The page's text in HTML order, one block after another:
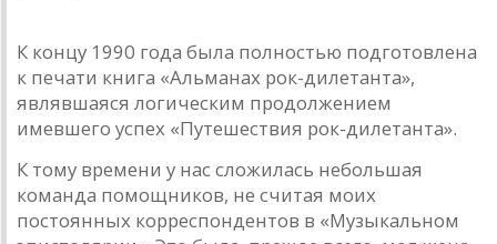
К концу 1990 года была полностью подготовлена
к печа­ти книга «Альманах рок-дилетанта»,
являвшаяся логическим продолжением
имевшего успех «Путешествия рок-дилетанта».
К тому времени у нас сложилась небольшая
команда помощников, не считая моих
постоянных корреспондентов в «Музыкальном